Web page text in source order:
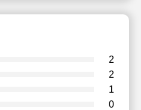
0
1
2
2